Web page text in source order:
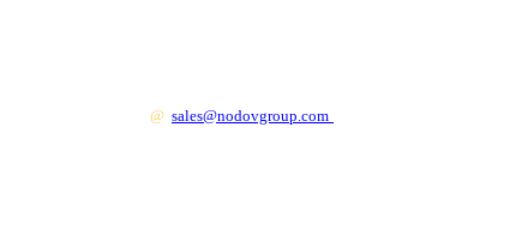
@ sales@nodovgroup.com